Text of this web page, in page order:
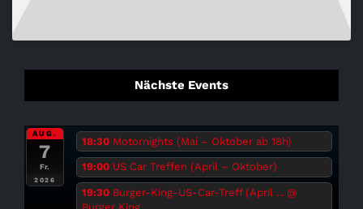
Nächste Events
AUG.
7
Fr.
2026
18:30 Motornights (Mai – Oktober ab 18h)
19:00 US Car Treffen (April – Oktober)
19:30 Burger-King-US-Car-Treff (April ... @